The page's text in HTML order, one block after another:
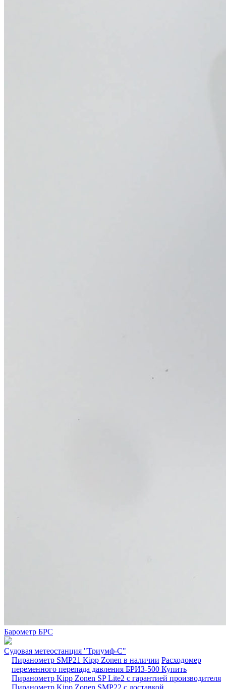
Барометр БРС
Судовая метеостанция "Триумф-С"
Пиранометр SMP21 Kipp Zonen в наличии Расходомер
переменного перепада давления БРИЗ-500 Купить
Пиранометр Kipp Zonen SP Lite2 с гарантией производителя
Пиранометр Kipp Zonen SMP22 с доставкой